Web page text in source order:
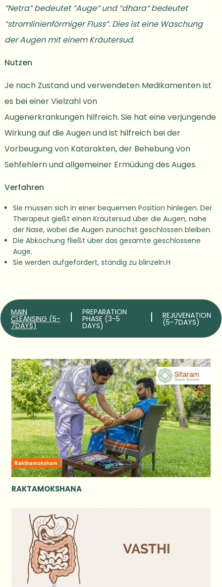
“Netra” bedeutet “Auge“ und “dhara“ bedeutet
“stromlinienförmiger Fluss“. Dies ist eine Waschung
der Augen mit einem Kräutersud.
Nutzen
Je nach Zustand und verwendeten Medikamenten ist
es bei einer Vielzahl von
Augenerkrankungen hilfreich. Sie hat eine verjüngende
Wirkung auf die Augen und ist hilfreich bei der
Vorbeugung von Katarakten, der Behebung von
Sehfehlern und allgemeiner Ermüdung des Auges.
Verfahren
Sie müssen sich in einer bequemen Position hinlegen. Der
Therapeut gießt einenKräutersud über die Augen, nahe
der Nase, wobei die Augen zunächst geschlossenbleiben.
Die Abkochung fließt über das gesamte geschlossene
Auge.
Sie werden aufgefordert, ständig zu blinzeln.H
MAIN
CLEANSING (5-
7DAYS)
PREPARATION
PHASE (3-5
DAYS)
REJUVENATION
(5-7DAYS)
RAKTAMOKSHANA